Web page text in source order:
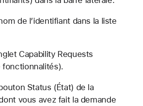
de l’identifiant dans la liste
Capability Requests
fonctionnalités).
Status (État) de la
vous avez fait la demande